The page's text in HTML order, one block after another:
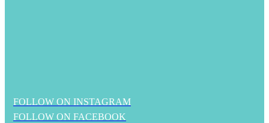
FOLLOW ON INSTAGRAM
FOLLOW ON FACEBOOK